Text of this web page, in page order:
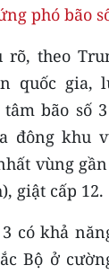
SÂU
NAM
- MỖI XÃ
phó bão
rõ, theo
quốc gia,
bão số
đông khu
vùng
giật cấp 12.
có khả
Bộ ở